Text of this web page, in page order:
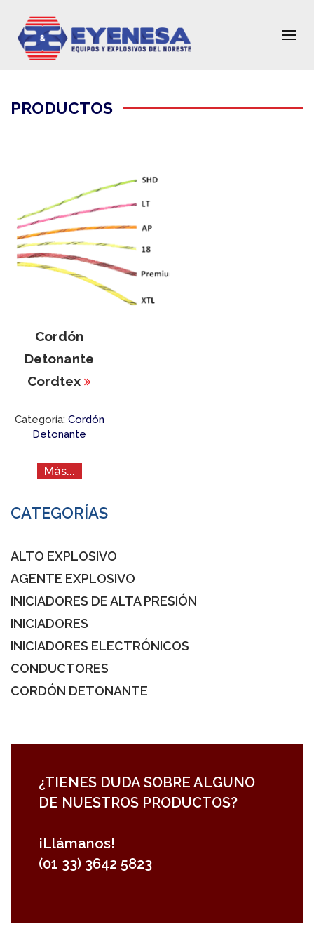
PRODUCTOS
Cordón
Detonante
Cordtex
Categoría: Cordón
Detonante
Más...
CATEGORÍAS
ALTO EXPLOSIVO
AGENTE EXPLOSIVO
INICIADORES DE ALTA PRESIÓN
INICIADORES
INICIADORES ELECTRÓNICOS
CONDUCTORES
CORDÓN DETONANTE
¿TIENES DUDA SOBRE ALGUNO
DE NUESTROS PRODUCTOS?
¡Llámanos!
(01 33) 3642 5823